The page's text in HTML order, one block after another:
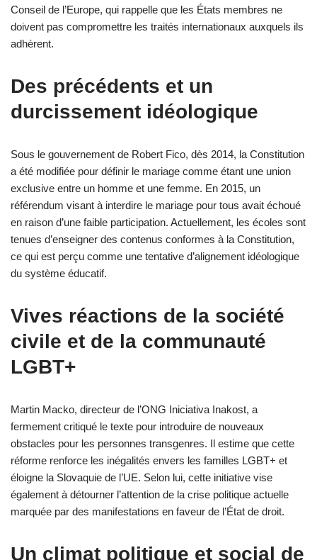
Conseil de l’Europe, qui rappelle que les États membres ne
doivent pas compromettre les traités internationaux auxquels ils
adhèrent.
Des précédents et un
durcissement idéologique
Sous le gouvernement de Robert Fico, dès 2014, la Constitution
a été modifiée pour définir le mariage comme étant une union
exclusive entre un homme et une femme. En 2015, un
référendum visant à interdire le mariage pour tous avait échoué
en raison d’une faible participation. Actuellement, les écoles sont
tenues d’enseigner des contenus conformes à la Constitution,
ce qui est perçu comme une tentative d’alignement idéologique
du système éducatif.
Vives réactions de la société
civile et de la communauté
LGBT+
Martin Macko, directeur de l’ONG Iniciativa Inakost, a
fermement critiqué le texte pour introduire de nouveaux
obstacles pour les personnes transgenres. Il estime que cette
réforme renforce les inégalités envers les familles LGBT+ et
éloigne la Slovaquie de l’UE. Selon lui, cette initiative vise
également à détourner l’attention de la crise politique actuelle
marquée par des manifestations en faveur de l’État de droit.
Un climat politique et social de